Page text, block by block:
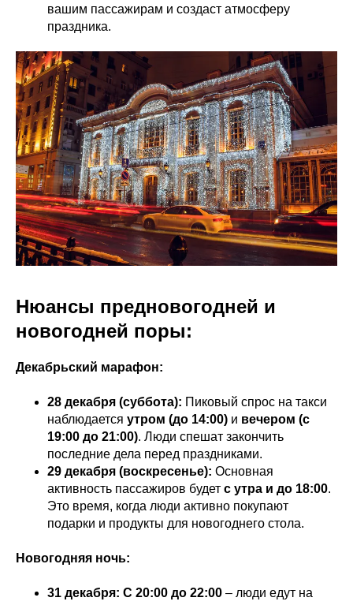
вашим пассажирам и создаст атмосферу
праздника.
Нюансы предновогодней и
новогодней поры:
Декабрьский марафон:
28 декабря (суббота): Пиковый спрос на такси
наблюдается утром (до 14:00) и вечером (с
19:00 до 21:00). Люди спешат закончить
последние дела перед праздниками.
29 декабря (воскресенье): Основная
активность пассажиров будет с утра и до 18:00.
Это время, когда люди активно покупают
подарки и продукты для новогоднего стола.
Новогодняя ночь:
31 декабря: С 20:00 до 22:00 – люди едут на